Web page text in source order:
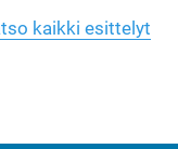
kaikki esittelyt